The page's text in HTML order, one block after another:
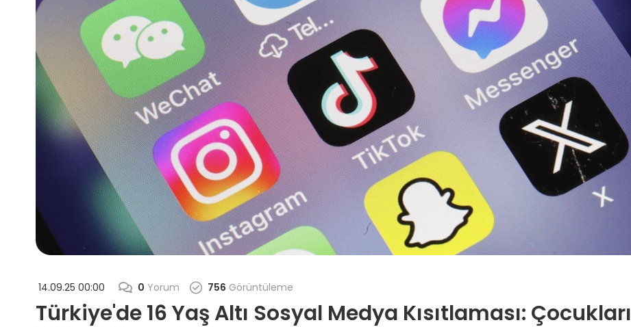
14.09.25 00:00 0 Yorum 756 Görüntüleme
Türkiye'de 16 Yaş Altı Sosyal Medya Kısıtlaması: Çocukları